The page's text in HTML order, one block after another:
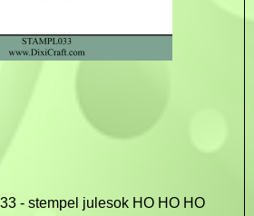
- stempel julesok HO HO HO